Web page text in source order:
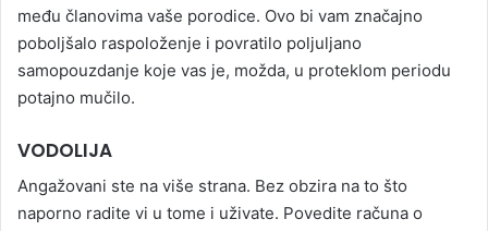
među članovima vaše porodice. Ovo bi vam značajno
poboljšalo raspoloženje i povratilo poljuljano
samopouzdanje koje vas je, možda, u proteklom periodu
potajno mučilo.
VODOLIJA
Angažovani ste na više strana. Bez obzira na to što
naporno radite vi u tome i uživate. Povedite računa o